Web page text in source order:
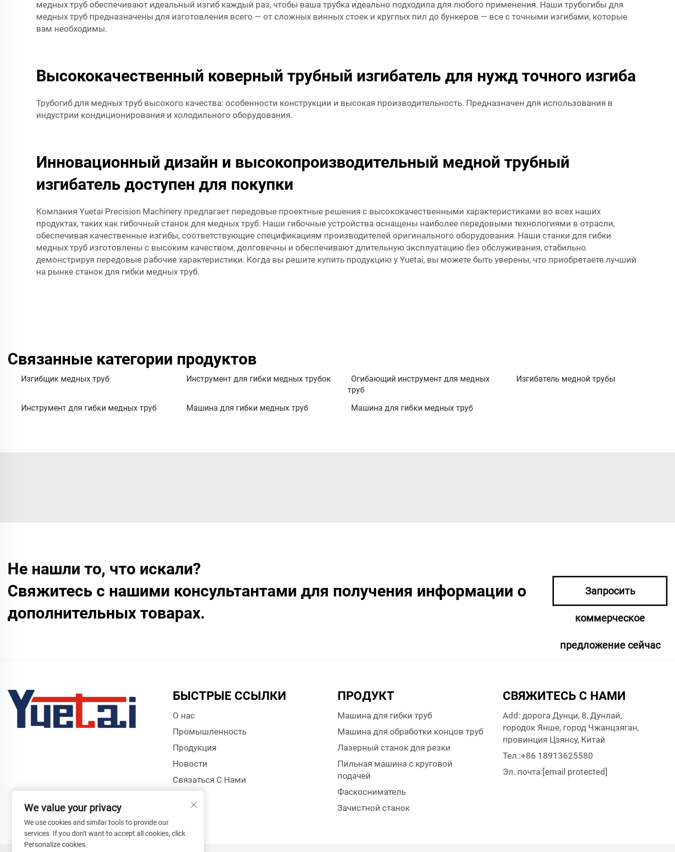
медных труб обеспечивают идеальный изгиб каждый раз, чтобы ваша трубка идеально подходила для любого применения. Наши трубогибы для
медных труб предназначены для изготовления всего — от сложных винных стоек и круглых пил до бункеров — все с точными изгибами, которые
вам необходимы.
Высококачественный коверный трубный изгибатель для нужд точного изгиба
Трубогиб для медных труб высокого качества: особенности конструкции и высокая производительность. Предназначен для использования в
индустрии кондиционирования и холодильного оборудования.
Инновационный дизайн и высокопроизводительный медной трубный
изгибатель доступен для покупки
Компания Yuetai Precision Machinery предлагает передовые проектные решения с высококачественными характеристиками во всех наших
продуктах, таких как гибочный станок для медных труб. Наши гибочные устройства оснащены наиболее передовыми технологиями в отрасли,
обеспечивая качественные изгибы, соответствующие спецификациям производителей оригинального оборудования. Наши станки для гибки
медных труб изготовлены с высоким качеством, долговечны и обеспечивают длительную эксплуатацию без обслуживания, стабильно
демонстрируя передовые рабочие характеристики. Когда вы решите купить продукцию у Yuetai, вы можете быть уверены, что приобретаете лучший
на рынке станок для гибки медных труб.
Связанные категории продуктов
Изгибщик медных труб Инструмент для гибки медных трубок
Огибающий инструмент для медных
труб
Изгибатель медной трубы
Инструмент для гибки медных труб Машина для гибки медных труб Машина для гибки медных труб
Не нашли то, что искали?
Свяжитесь с нашими консультантами для получения информации о
дополнительных товарах.
Запросить
коммерческое
предложение сейчас
БЫСТРЫЕ ССЫЛКИ
О нас
Промышленность
Продукция
Новости
Связаться С Нами
ПРОДУКТ
Машина для гибки труб
Машина для обработки концов труб
Лазерный станок для резки
Пильная машина с круговой
подачей
Фаскосниматель
Зачистной станок
СВЯЖИТЕСЬ С НАМИ
Add: дорога Дунци, 8, Дунлай,
городок Янше, город Чжанцзяган,
провинция Цзянсу, Китай
Тел.:+86 18913625580
Эл. почта:[email protected]
We value your privacy
We use cookies and similar tools to provide our
services. If you don't want to accept all cookies, click
Personalize cookies.